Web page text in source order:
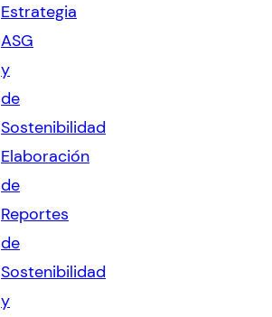
Estrategia
ASG
y
de
Sostenibilidad
Elaboración
de
Reportes
de
Sostenibilidad
y